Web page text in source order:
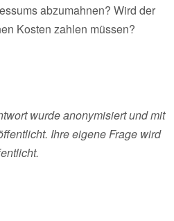
abzumahnen? Wird der
Kosten zahlen müssen?
wurde anonymisiert und mit
Ihre eigene Frage wird